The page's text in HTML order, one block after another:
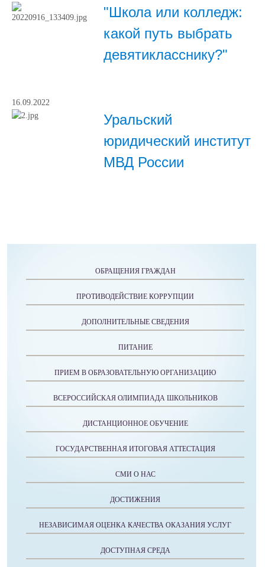
"Школа или колледж:
какой путь выбрать
девятикласснику?"
16.09.2022
Уральский
юридический институт
МВД России
ОБРАЩЕНИЯ ГРАЖДАН
ПРОТИВОДЕЙСТВИЕ КОРРУПЦИИ
ДОПОЛНИТЕЛЬНЫЕ СВЕДЕНИЯ
ПИТАНИЕ
ПРИЕМ В ОБРАЗОВАТЕЛЬНУЮ ОРГАНИЗАЦИЮ
ВСЕРОССИЙСКАЯ ОЛИМПИАДА ШКОЛЬНИКОВ
ДИСТАНЦИОННОЕ ОБУЧЕНИЕ
ГОСУДАРСТВЕННАЯ ИТОГОВАЯ АТТЕСТАЦИЯ
СМИ О НАС
ДОСТИЖЕНИЯ
НЕЗАВИСИМАЯ ОЦЕНКА КАЧЕСТВА ОКАЗАНИЯ УСЛУГ
ДОСТУПНАЯ СРЕДА